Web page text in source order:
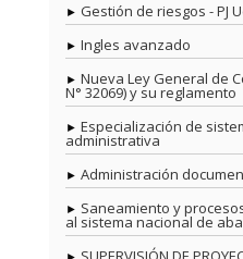
Gestión de riesgos - PJ
Ingles avanzado
Nueva Ley General de
N° 32069) y su reglamento
Especialización de
administrativa
Administración
Saneamiento y
al sistema nacional de